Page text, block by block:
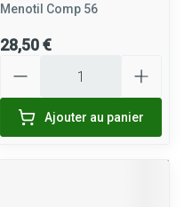
Menotil Comp 56
28,50 €
Ajouter au panier